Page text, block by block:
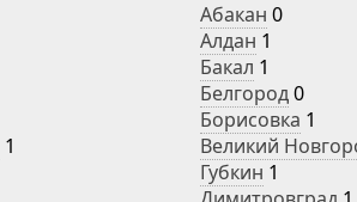
1
Абакан 0
Алдан 1
Бакал 1
Белгород0
Борисовка 1
Великий
Губкин 1